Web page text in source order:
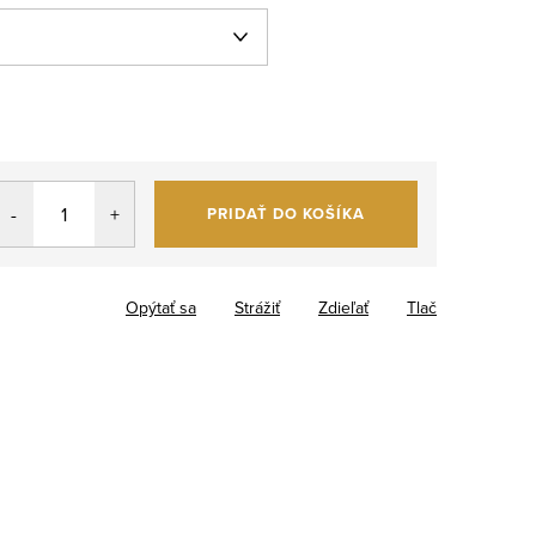
PRIDAŤ DO KOŠÍKA
Tlač
Opýtať sa Strážiť Zdieľať